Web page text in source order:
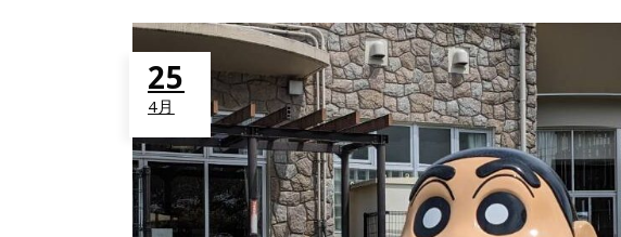
25
4月